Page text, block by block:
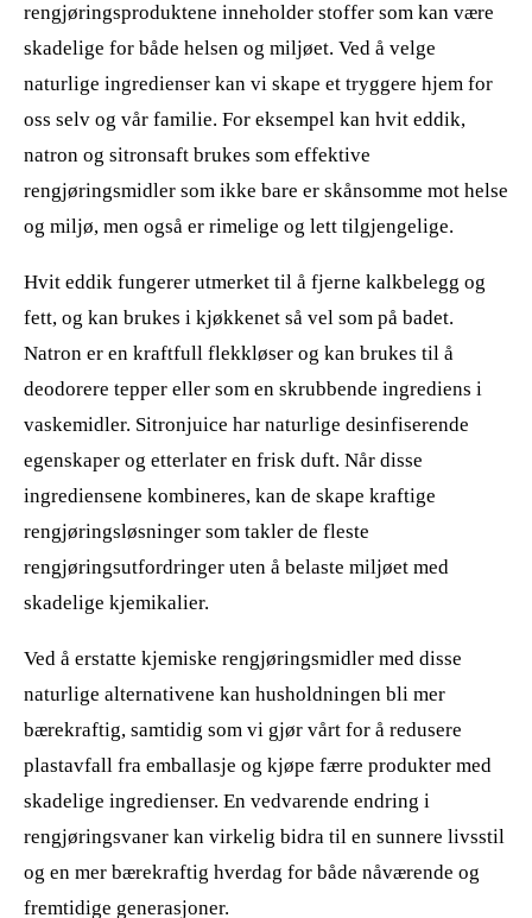
rengjøringsproduktene inneholder stoffer som kan være
skadelige for både helsen og miljøet. Ved å velge
naturlige ingredienser kan vi skape et tryggere hjem for
oss selv og vår familie. For eksempel kan hvit eddik,
natron og sitronsaft brukes som effektive
rengjøringsmidler som ikke bare er skånsomme mot helse
og miljø, men også er rimelige og lett tilgjengelige.
Hvit eddik fungerer utmerket til å fjerne kalkbelegg og
fett, og kan brukes i kjøkkenet så vel som på badet.
Natron er en kraftfull flekkløser og kan brukes til å
deodorere tepper eller som en skrubbende ingrediens i
vaskemidler. Sitronjuice har naturlige desinfiserende
egenskaper og etterlater en frisk duft. Når disse
ingrediensene kombineres, kan de skape kraftige
rengjøringsløsninger som takler de fleste
rengjøringsutfordringer uten å belaste miljøet med
skadelige kjemikalier.
Ved å erstatte kjemiske rengjøringsmidler med disse
naturlige alternativene kan husholdningen bli mer
bærekraftig, samtidig som vi gjør vårt for å redusere
plastavfall fra emballasje og kjøpe færre produkter med
skadelige ingredienser. En vedvarende endring i
rengjøringsvaner kan virkelig bidra til en sunnere livsstil
og en mer bærekraftig hverdag for både nåværende og
fremtidige generasjoner.